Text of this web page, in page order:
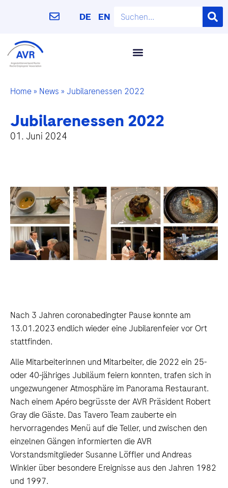
DE EN
Home» News » Jubilarenessen 2022
Jubilarenessen 2022
01. Juni 2024
Nach 3 Jahren coronabedingter Pause konnte am
13.01.2023 endlich wieder eine Jubilarenfeier vor Ort
stattfinden.
Alle Mitarbeiterinnen und Mitarbeiter, die 2022 ein 25-
oder 40-jähriges Jubiläum feiern konnten, trafen sich in
ungezwungener Atmosphäre im Panorama Restaurant.
Nach einem Apéro begrüsste der AVR Präsident Robert
Gray die Gäste. Das Tavero Team zauberte ein
hervorragendes Menü auf die Teller, und zwischen den
einzelnen Gängen informierten die AVR
Vorstandsmitglieder Susanne Löffler und Andreas
Winkler über besondere Ereignisse aus den Jahren 1982
und 1997.